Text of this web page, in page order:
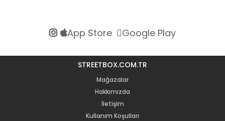
App Store Google Play
STREETBOX.COM.TR
Mağazalar
Hakkımızda
İletişim
Kullanım Koşulları